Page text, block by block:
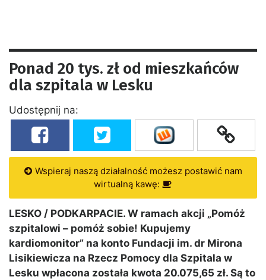
Ponad 20 tys. zł od mieszkańców
dla szpitala w Lesku
Udostępnij na:
Wspieraj naszą działalność możesz postawić nam
wirtualną kawę:
LESKO / PODKARPACIE. W ramach akcji „Pomóż
szpitalowi – pomóż sobie! Kupujemy
kardiomonitor” na konto Fundacji im. dr Mirona
Lisikiewicza na Rzecz Pomocy dla Szpitala w
Lesku wpłacona została kwota 20.075,65 zł. Są to